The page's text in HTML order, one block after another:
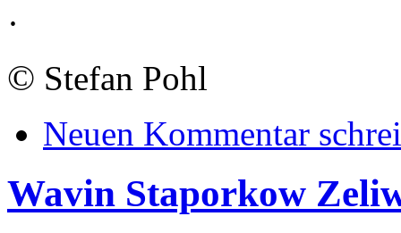
·
© Stefan Pohl
Neuen Kommentar
Wavin Staporkow